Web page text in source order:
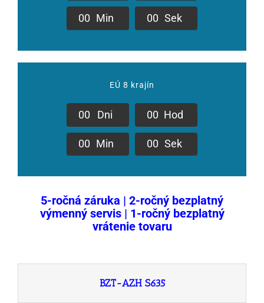
00 Min 00 Sek
EÚ 8 krajín
00 Dni 00 Hod
00 Min 00 Sek
5-ročná záruka | 2-ročný bezplatný
výmenný servis | 1-ročný bezplatný
vrátenie tovaru
BZT-AZH S635